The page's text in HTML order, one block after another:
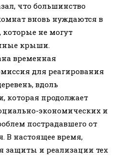
что большинство
вновь нуждаются в
которые не могут
крыши.
временная
для реагирования
вдоль
которая продолжает
экономических и
пострадавшего от
В настоящее время,
защиты и реализации тех